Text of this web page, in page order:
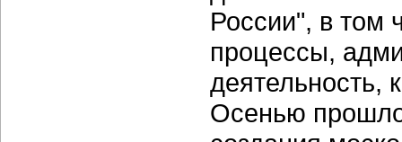
России", в том
процессы,
деятельность,
Осенью